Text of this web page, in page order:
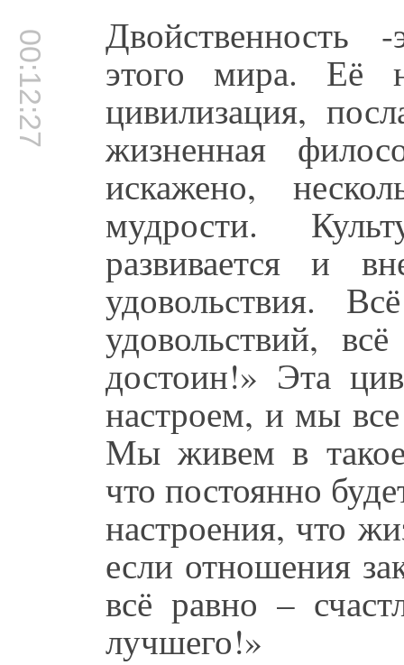
00:12:27 Двойственность
этого мира. Её
цивилизация,
жизненная
искажено,
мудрости.
развивается и
удовольствия.
удовольствий,
достоин!» Эта
настроем, и мы
Мы живем в
что постоянно
настроения, что
если отношения
всё равно –
лучшего!»